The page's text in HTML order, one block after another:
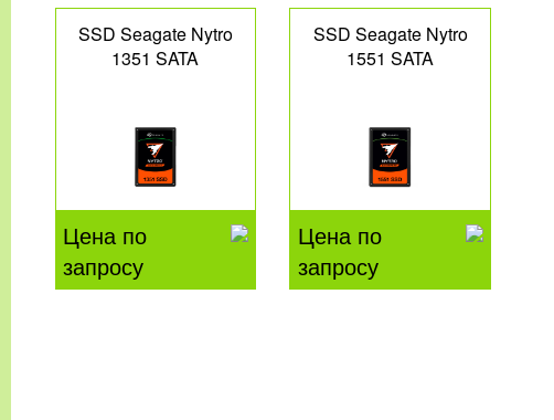
SSD Seagate Nytro
1351 SATA
Цена по
запросу
SSD Seagate Nytro
1551 SATA
Цена по
запросу